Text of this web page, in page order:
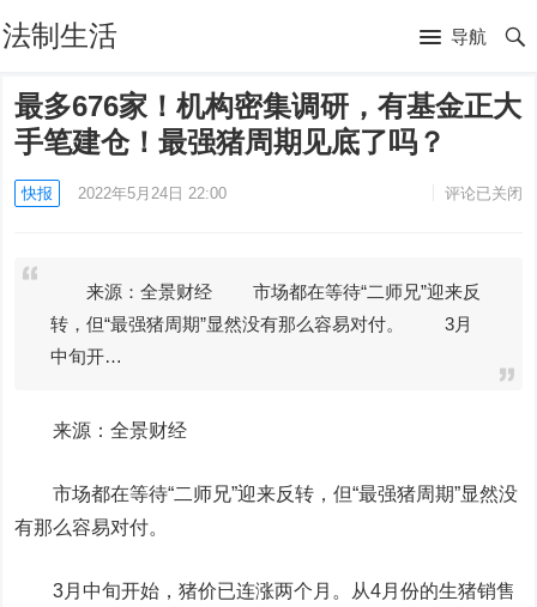
法制生活 导航
最多676家！机构密集调研，有基金正大
手笔建仓！最强猪周期见底了吗？
快报 2022年5月24日 22:00 评论已关闭
来源：全景财经 市场都在等待“二师兄”迎来反
转，但“最强猪周期”显然没有那么容易对付。 3月
中旬开…
来源：全景财经
市场都在等待“二师兄”迎来反转，但“最强猪周期”显然没
有那么容易对付。
3月中旬开始，猪价已连涨两个月。从4月份的生猪销售